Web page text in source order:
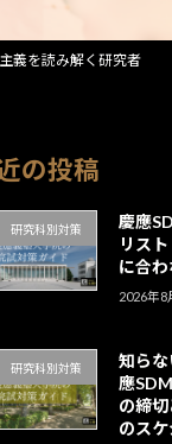
義を読み解く研究者
の投稿
研究科別対策
慶應
リス
に合
2026年8
研究科別対策
知ら
應
の締
のス